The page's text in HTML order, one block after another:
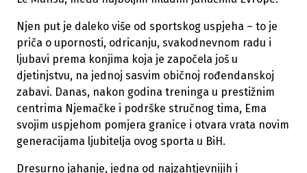
Njen put je daleko više od sportskog uspjeha – to je
priča o upornosti, odricanju, svakodnevnom radu i
ljubavi prema konjima koja je započela još u
djetinjstvu, na jednoj sasvim običnoj rođendanskoj
zabavi. Danas, nakon godina treninga u prestižnim
centrima Njemačke i podrške stručnog tima, Ema
svojim uspjehom pomjera granice i otvara vrata novim
generacijama ljubitelja ovog sporta u BiH.
Dresurno jahanje, jedna od najzahtjevnijih i